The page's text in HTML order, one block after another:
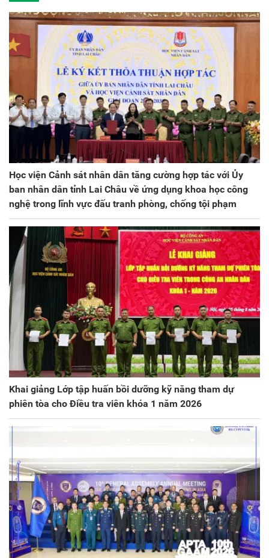
Học viện Cảnh sát nhân dân tăng cường hợp tác với Ủy
ban nhân dân tỉnh Lai Châu về ứng dụng khoa học công
nghệ trong lĩnh vực đấu tranh phòng, chống tội phạm
Khai giảng Lớp tập huấn bồi dưỡng kỹ năng tham dự
phiên tòa cho Điều tra viên khóa 1 năm 2026